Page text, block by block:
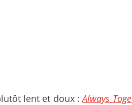
lent et doux :Always